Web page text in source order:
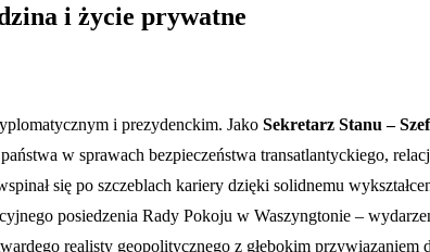
i życie prywatne
i prezydenckim. Jako Sekretarz Stanu –
w sprawach bezpieczeństwa transatlantyckiego,
się po szczeblach kariery dzięki solidnemu
posiedzenia Rady Pokoju w Waszyngtonie –
realisty geopolitycznego z głębokim